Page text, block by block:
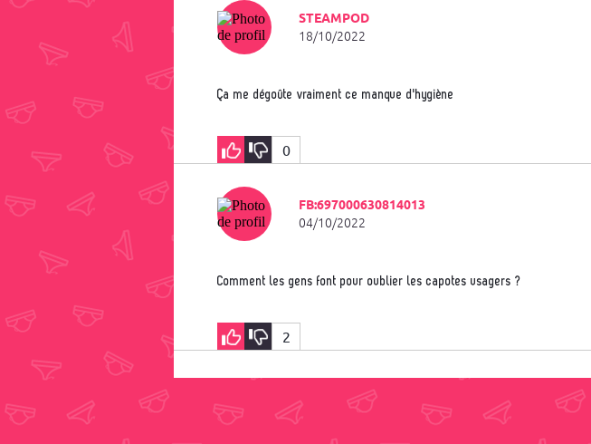
STEAMPOD
18/10/2022
Ça me dégoûte vraiment ce manque d'hygiène
0
FB:697000630814013
04/10/2022
Comment les gens font pour oublier les capotes usagers ?
2